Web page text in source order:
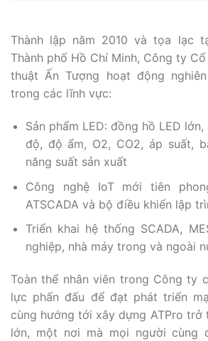
Thành lập năm 2010 và tọa lạc
Thành phố Hồ Chí Minh, Công ty
thuật Ấn Tượng hoạt động
trong các lĩnh vực:
Sản phẩm LED: đồng hồ LED
độ, độ ẩm, O2, CO2, áp suất,
năng suất sản xuất
Công nghệ IoT mới tiên
ATSCADA và bộ điều khiển lập
Triển khai hệ thống SCADA,
nghiệp, nhà máy trong và ngoài
Toàn thể nhân viên trong Công ty
lực phấn đấu để đạt phát triển
cùng hướng tới xây dựng ATPro trở
lớn, một nơi mà mọi người cùng